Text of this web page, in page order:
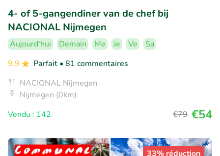
4- of 5-gangendiner van de chef bij
NACIONAL Nijmegen
Aujourd'hui Demain Me Je Ve
Sa
9.9
Parfait • 81 commentaires
NACIONAL Nijmegen
Nijmegen (0km)
Vendu : 142
€79 €54
33% réduction